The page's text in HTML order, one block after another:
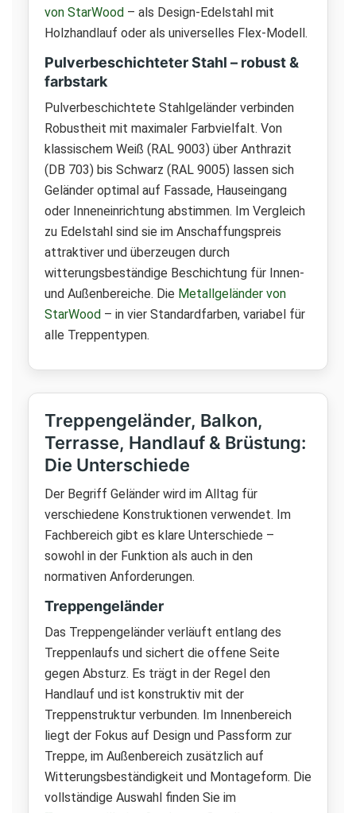
von StarWood – als Design-Edelstahl mit
Holzhandlauf oder als universelles Flex-Modell.
Pulverbeschichteter Stahl – robust &
farbstark
Pulverbeschichtete Stahlgeländer verbinden
Robustheit mit maximaler Farbvielfalt. Von
klassischem Weiß (RAL 9003) über Anthrazit
(DB 703) bis Schwarz (RAL 9005) lassen sich
Geländer optimal auf Fassade, Hauseingang
oder Inneneinrichtung abstimmen. Im Vergleich
zu Edelstahl sind sie im Anschaffungspreis
attraktiver und überzeugen durch
witterungsbeständige Beschichtung für Innen-
und Außenbereiche. Die Metallgeländer von
StarWood – in vier Standardfarben, variabel für
alle Treppentypen.
Treppengeländer, Balkon,
Terrasse, Handlauf & Brüstung:
Die Unterschiede
Der Begriff Geländer wird im Alltag für
verschiedene Konstruktionen verwendet. Im
Fachbereich gibt es klare Unterschiede –
sowohl in der Funktion als auch in den
normativen Anforderungen.
Treppengeländer
Das Treppengeländer verläuft entlang des
Treppenlaufs und sichert die offene Seite
gegen Absturz. Es trägt in der Regel den
Handlauf und ist konstruktiv mit der
Treppenstruktur verbunden. Im Innenbereich
liegt der Fokus auf Design und Passform zur
Treppe, im Außenbereich zusätzlich auf
Witterungsbeständigkeit und Montageform. Die
vollständige Auswahl finden Sie im